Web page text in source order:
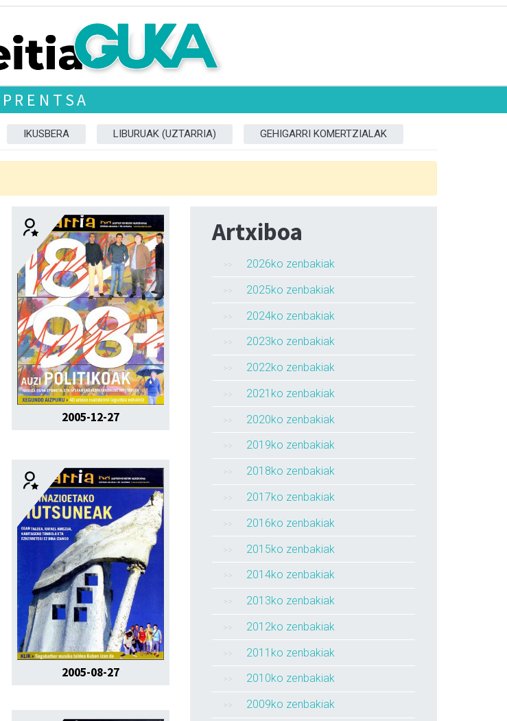
PRENTSA
IKUSBERA LIBURUAK (UZTARRIA) GEHIGARRI KOMERTZIALAK
2005-12-27
2005-08-27
Artxiboa
2026ko zenbakiak
2025ko zenbakiak
2024ko zenbakiak
2023ko zenbakiak
2022ko zenbakiak
2021ko zenbakiak
2020ko zenbakiak
2019ko zenbakiak
2018ko zenbakiak
2017ko zenbakiak
2016ko zenbakiak
2015ko zenbakiak
2014ko zenbakiak
2013ko zenbakiak
2012ko zenbakiak
2011ko zenbakiak
2010ko zenbakiak
2009ko zenbakiak